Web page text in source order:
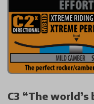
C3 “The world’s